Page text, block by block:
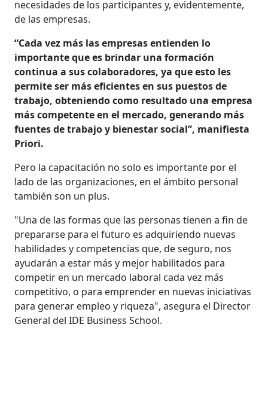
necesidades de los participantes y, evidentemente,
de las empresas.
“Cada vez más las empresas entienden lo
importante que es brindar una formación
continua a sus colaboradores, ya que esto les
permite ser más eficientes en sus puestos de
trabajo, obteniendo como resultado una empresa
más competente en el mercado, generando más
fuentes de trabajo y bienestar social”, manifiesta
Priori.
Pero la capacitación no solo es importante por el
lado de las organizaciones, en el ámbito personal
también son un plus.
"Una de las formas que las personas tienen a fin de
prepararse para el futuro es adquiriendo nuevas
habilidades y competencias que, de seguro, nos
ayudarán a estar más y mejor habilitados para
competir en un mercado laboral cada vez más
competitivo, o para emprender en nuevas iniciativas
para generar empleo y riqueza", asegura el Director
General del IDE Business School.